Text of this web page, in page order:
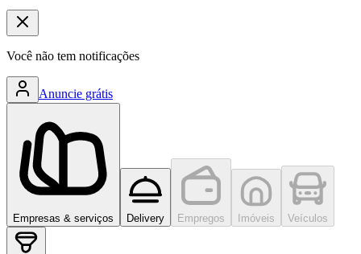
Você não tem notificações
Anuncie grátis
Empresas & serviços Delivery Empregos Imóveis Veículos